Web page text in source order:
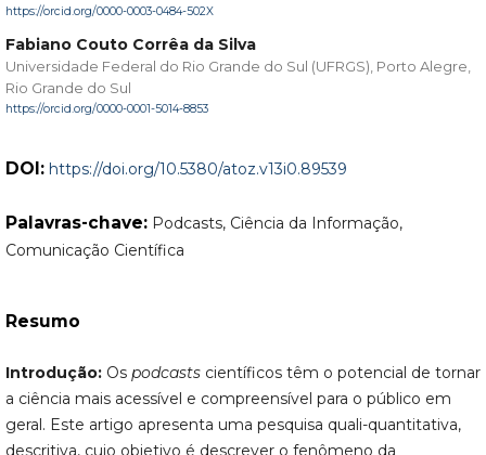
https://orcid.org/0000-0003-0484-502X
Fabiano Couto Corrêa da Silva
Universidade Federal do Rio Grande do Sul (UFRGS), Porto Alegre,
Rio Grande do Sul
https://orcid.org/0000-0001-5014-8853
DOI: https://doi.org/10.5380/atoz.v13i0.89539
Palavras-chave: Podcasts, Ciência da Informação,
Comunicação Científica
Resumo
Introdução: Os podcasts científicos têm o potencial de tornar
a ciência mais acessível e compreensível para o público em
geral. Este artigo apresenta uma pesquisa quali-quantitativa,
descritiva, cujo objetivo é descrever o fenômeno da